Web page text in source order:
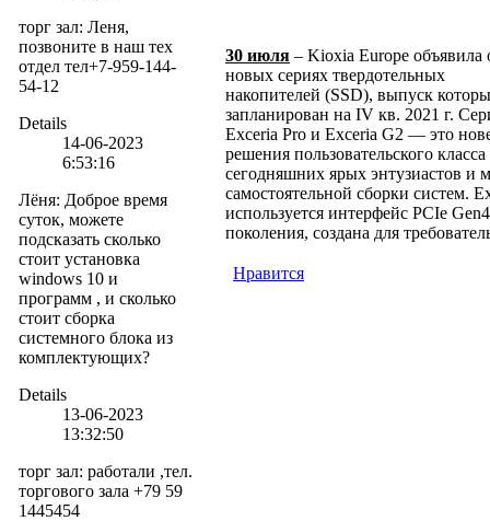
торг зал: Леня,
позвоните в наш тех
отдел тел+7-959-144-
54-12
Details
14-06-2023
6:53:16
Лёня: Доброе время
суток, можете
подсказать сколько
стоит установка
windows 10 и
программ , и сколько
стоит сборка
системного блока из
комплектующих?
Details
13-06-2023
13:32:50
торг зал: работали ,тел.
торгового зала +79 59
1445454
30 июля – Kioxia Europe объявила
новых сериях твердотельных
накопителей (SSD), выпуск
запланирован на IV кв. 2021 г.
Exceria Pro и Exceria G2 — это
решения пользовательского
сегодняшних ярых энтузиастов и
самостоятельной сборки систем.
используется интерфейс PCIe
поколения, создана для
Нравится